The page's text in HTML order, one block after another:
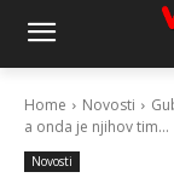
Home Novosti
a onda je njihov tim...
Novosti